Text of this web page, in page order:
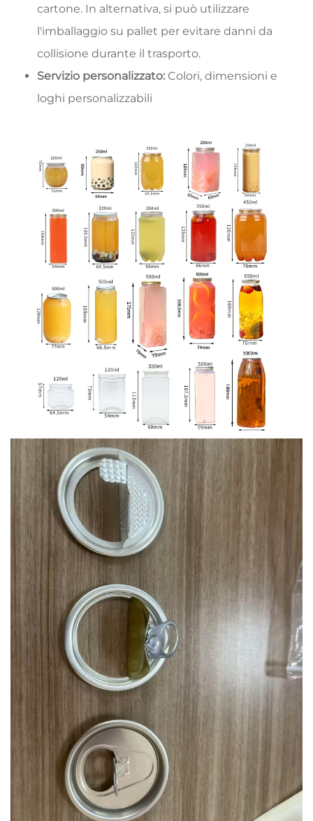
cartone. In alternativa, si può utilizzare
l'imballaggio su pallet per evitare danni da
collisione durante il trasporto.
Servizio personalizzato: Colori, dimensioni e
loghi personalizzabili